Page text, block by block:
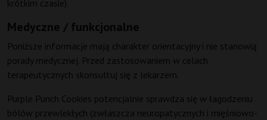
krótkim czasie).
Medyczne / funkcjonalne
Poniższe informacje mają charakter orientacyjny i nie stanowią
porady medycznej. Przed zastosowaniem w celach
terapeutycznych skonsultuj się z lekarzem.
Purple Punch Cookies potencjalnie sprawdza się w łagodzeniu
bólów przewlekłych (zwłaszcza neuropatycznych i mięśniowo-